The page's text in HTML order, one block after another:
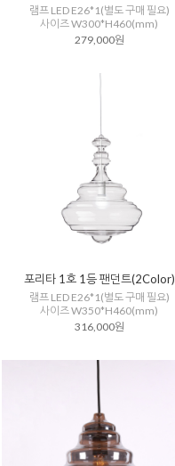
램프 LED E26*1(별도 구매 필요)
사이즈 W300*H460(mm)
279,000원
포리타 1호 1등 팬던트(2Color)
램프 LED E26*1(별도 구매 필요)
사이즈 W350*H460(mm)
316,000원